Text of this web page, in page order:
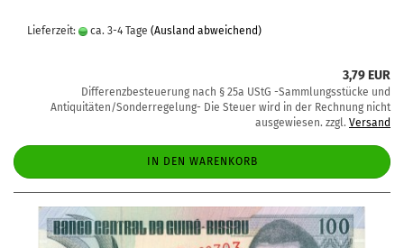
Lieferzeit: ca. 3-4 Tage (Ausland abweichend)
3,79 EUR
Differenzbesteuerung nach § 25a UStG -Sammlungsstücke und
Antiquitäten/Sonderregelung- Die Steuer wird in der Rechnung nicht
ausgewiesen. zzgl. Versand
IN DEN WARENKORB